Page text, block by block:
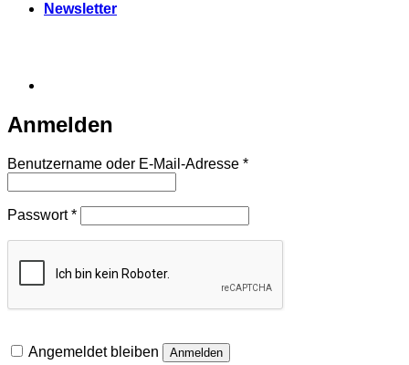
Newsletter
Anmelden
Benutzername oder E-Mail-Adresse *Erforderlich
Passwort*Erforderlich
Angemeldet bleiben Anmelden